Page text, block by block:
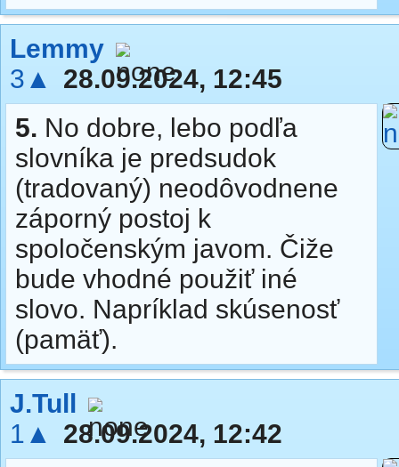
Lemmy
3▲
28.09.2024, 12:45
5. No dobre, lebo podľa
slovníka je predsudok
(tradovaný) neodôvodnene
záporný postoj k
spoločenským javom. Čiže
bude vhodné použiť iné
slovo. Napríklad skúsenosť
(pamäť).
J.Tull
1▲
28.09.2024, 12:42